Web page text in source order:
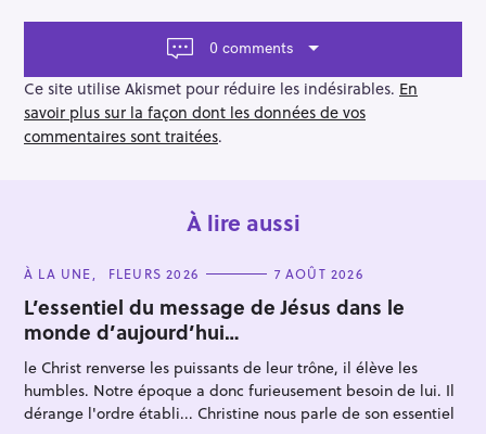
g
t
i
o
n
0 comments
Ce site utilise Akismet pour réduire les indésirables. En
savoir plus sur la façon dont les données de vos
commentaires sont traitées.
À lire aussi
C
T
E
G
O
R
I
E
S
À LA UNE FLEURS 2026 7 AOÛT 2026
L’essentiel du message de Jésus dans le
monde d’aujourd’hui…
le Christ renverse les puissants de leur trône, il élève les
humbles. Notre époque a donc furieusement besoin de lui. Il
dérange l'ordre établi... Christine nous parle de son essentiel